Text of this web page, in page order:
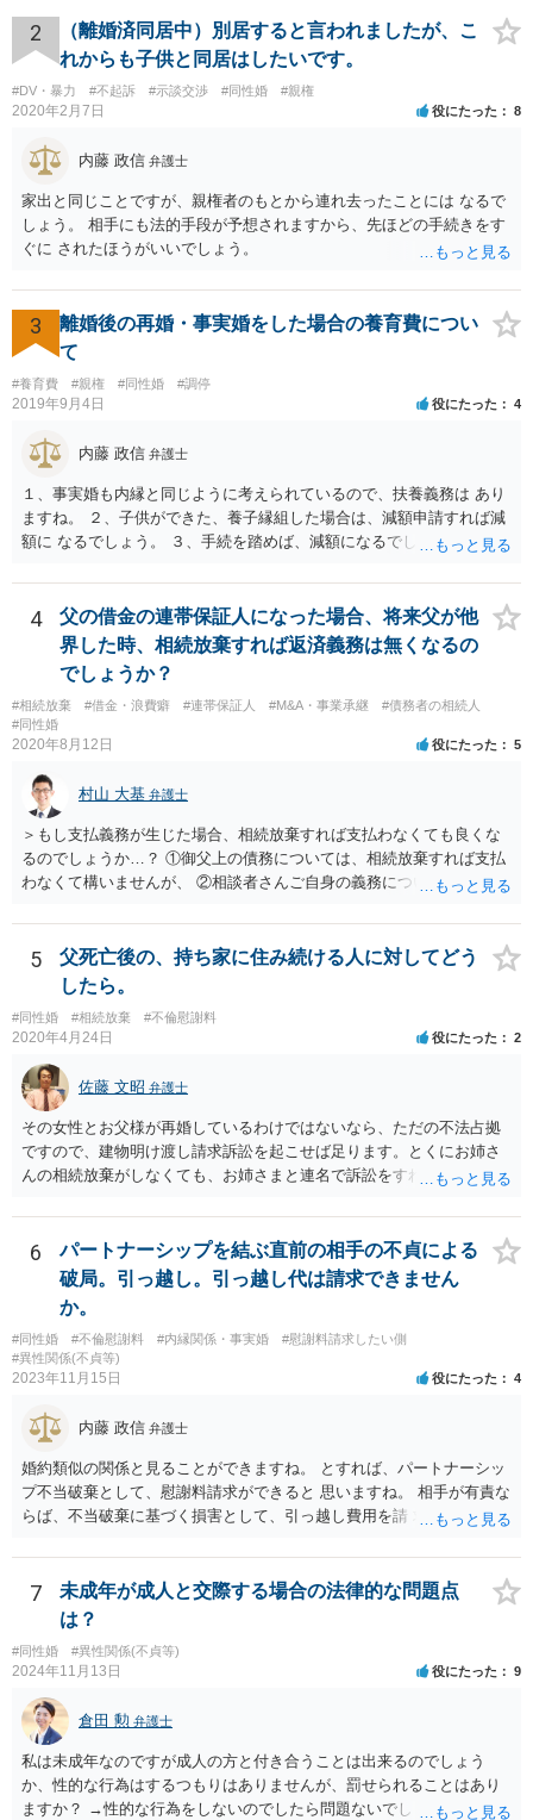
求が可能です。 LINEなどで、結婚を当然の前提にした関係だったこと
を立証できる場合は、請求は可能と考えます。
2
（離婚済同居中）別居すると言われましたが、こ
れからも子供と同居はしたいです。
#DV・暴力 #不起訴 #示談交渉 #同性婚 #親権
2020年2月7日 役にたった 8
内藤 政信 弁護士
家出と同じことですが、親権者のもとから連れ去ったことには なるで
しょう。 相手にも法的手段が予想されますから、先ほどの手続きをす
ぐに されたほうがいいでしょう。
3
離婚後の再婚・事実婚をした場合の養育費につい
て
#養育費 #親権 #同性婚 #調停
2019年9月4日 役にたった 4
内藤 政信 弁護士
１、事実婚も内縁と同じように考えられているので、扶養義務は あり
ますね。 ２、子供ができた、養子縁組した場合は、減額申請すれば減
額に なるでしょう。 ３、手続を踏めば、減額になるでしょう。 ４、
しょう。 いろいろ議論のあるところですが、実務は上記のような運用
でしょう。
4
父の借金の連帯保証人になった場合、将来父が他
界した時、相続放棄すれば返済義務は無くなるの
でしょうか？
#相続放棄 #借金・浪費癖 #連帯保証人 #M&A・事業承継
#債務者の相続人
#同性婚
2020年8月12日 役にたった 5
村山 大基 弁護士
＞もし支払義務が生じた場合、相続放棄すれば支払わなくても良くな
るのでしょうか…？ ①御父上の債務については、相続放棄すれば支払
わなくて構いませんが、 ②相談者さんご自身の義務については、契約
いないので何とも言えません。 そもそも、何の義務も負わないなら、
印鑑証明まで用意して推定相続人にサインさせる意味もないような気
がします。 もし何らかの義務を相続放棄しても負う内容だと困ります
ので、契約書の文面を持って、弁護士に相談に行かれることをお勧め
します。
5
父死亡後の、持ち家に住み続ける人に対してどう
したら。
#同性婚 #相続放棄 #不倫慰謝料
2020年4月24日 役にたった 2
佐藤 文昭 弁護士
その女性とお父様が再婚しているわけではないなら、ただの不法占拠
ですので、建物明け渡し請求訴訟を起こせば足ります。とくにお姉さ
んの相続放棄がしなくても、お姉さまと連名で訴訟をすればいいだけ
6
パートナーシップを結ぶ直前の相手の不貞による
破局。引っ越し。引っ越し代は請求できません
か。
#同性婚 #不倫慰謝料 #内縁関係・事実婚
#慰謝料請求したい側
#異性関係(不貞等)
2023年11月15日 役にたった 4
内藤 政信 弁護士
婚約類似の関係と見ることができますね。 とすれば、パートナーシッ
プ不当破棄として、慰謝料請求ができると 思いますね。 相手が有責な
らば、不当破棄に基づく損害として、引っ越し費用を請 求できるよう
7
未成年が成人と交際する場合の法律的な問題点
は？
#同性婚 #異性関係(不貞等)
2024年11月13日 役にたった 9
倉田 勲 弁護士
私は未成年なのですが成人の方と付き合うことは出来るのでしょう
か、性的な行為はするつもりはありませんが、罰せられることはあり
ますか？ →性的な行為をしないのでしたら問題ないでしょう